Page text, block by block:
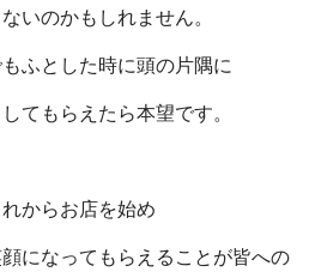
いのかもしれません。
ふとした時に頭の片隅に
てもらえたら本望です。
からお店を始め
になってもらえることが皆への